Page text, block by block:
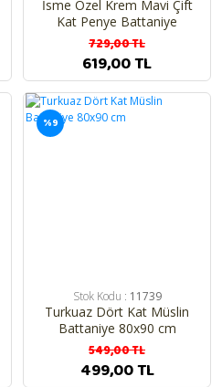
İsme Özel Krem Mavi Çift
Kat Penye Battaniye
729,00 TL
619,00 TL
%9
Stok Kodu : 11739
Turkuaz Dört Kat Müslin
Battaniye 80x90 cm
549,00 TL
499,00 TL